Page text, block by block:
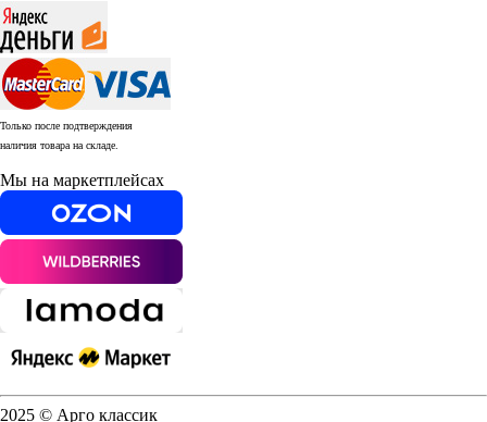
Только после подтверждения
наличия товара на складе.
Мы на маркетплейсах
2025 © Арго классик